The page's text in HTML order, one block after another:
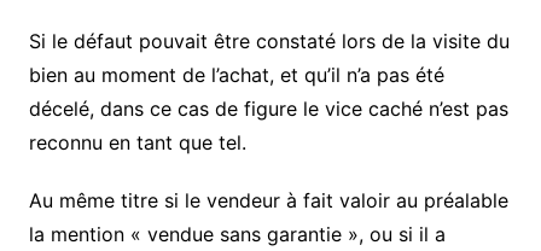
Si le défaut pouvait être constaté lors de la visite du
bien au moment de l’achat, et qu’il n’a pas été
décelé, dans ce cas de figure le vice caché n’est pas
reconnu en tant que tel.
Au même titre si le vendeur à fait valoir au préalable
la mention « vendue sans garantie », ou si il a